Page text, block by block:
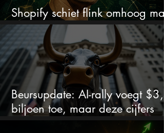
Shopify schiet flink omhoog
dit is wat beleggers missen
Beursupdate: AI-rally voegt $3,5
biljoen toe, maar deze cijfers
waarschuwen beleggers